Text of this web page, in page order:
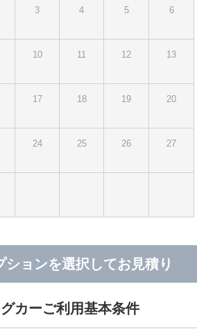
3 4 5 6
10 11 12 13
17 18 19 20
24 25 26 27
ションを選択してお見積り
カーご利用基本条件